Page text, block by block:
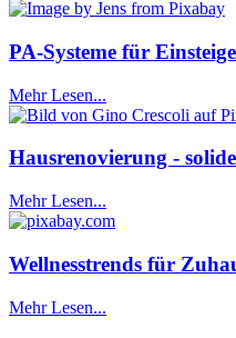
PA-Systeme für
Mehr Lesen...
Hausrenovierung -
Mehr Lesen...
Wellnesstrends für
Mehr Lesen...